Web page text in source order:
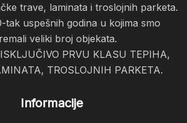
trave, laminata i troslojnih parketa.
tak uspešnih godina u kojima smo
veliki broj objekata.
PRVU KLASU TEPIHA,
TROSLOJNIH PARKETA.
Informacije